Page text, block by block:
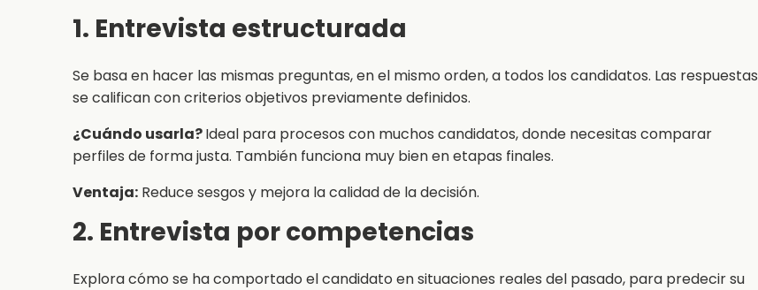
1. Entrevista estructurada
Se basa en hacer las mismas preguntas, en el mismo orden, a todos los candidatos. Las respuestas
se califican con criterios objetivos previamente definidos.
¿Cuándo usarla?Ideal para procesos con muchos candidatos, donde necesitas comparar
perfiles de forma justa. También funciona muy bien en etapas finales.
Ventaja: Reduce sesgos y mejora la calidad de la decisión.
2. Entrevista por competencias
Explora cómo se ha comportado el candidato en situaciones reales del pasado, para predecir su